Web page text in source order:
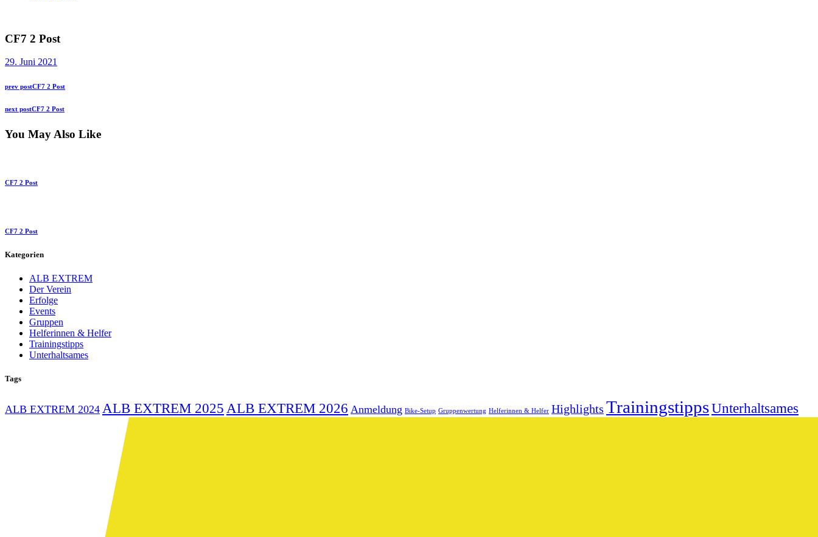
CF7 2 Post
29. Juni 2021
Beitragsnavigation
Previous
prev postCF7 2 Post
Next
next postCF7 2 Post
You May Also Like
CF7 2 Post
CF7 2 Post
Kategorien
ALB EXTREM
Der Verein
Erfolge
Events
Gruppen
Helferinnen & Helfer
Trainingstipps
Unterhaltsames
Tags
ALB EXTREM 2024 ALB EXTREM 2025ALB EXTREM 2026 Anmeldung Bike-Setup Gruppenwertung Helferinnen & Helfer Highlights TrainingstippsUnterhaltsames